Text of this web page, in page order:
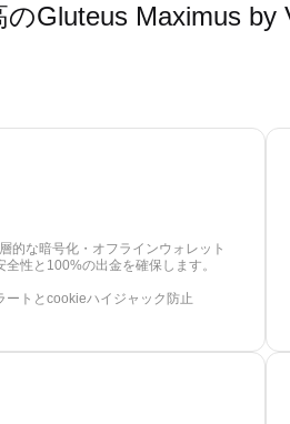
のGluteus Maximus
的な暗号化・オフラインウォレット
性と100%の出金を確保します。
ートとcookieハイジャック防止